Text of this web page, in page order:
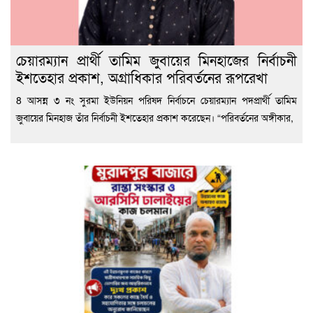
চেয়ারম্যান প্রার্থী তামিম জুবায়ের মিনহাজের নির্বাচনী
ইশতেহার প্রকাশ, অগ্রাধিকার পরিবর্তনের রূপরেখা
8 আসন্ন ৩ নং সুরমা ইউনিয়ন পরিষদ নির্বাচনে চেয়ারম্যান পদপ্রার্থী তামিম
জুবায়ের মিনহাজ তাঁর নির্বাচনী ইশতেহার প্রকাশ করেছেন। “পরিবর্তনের অঙ্গীকার,